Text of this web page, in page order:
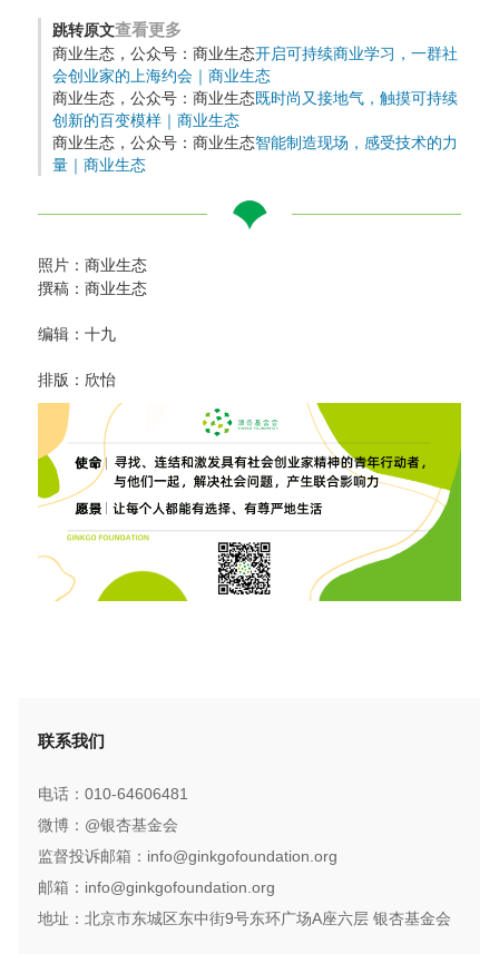
跳转原文查看更多
商业生态，公众号：商业生态开启可持续商业学习，一群社
会创业家的上海约会｜商业生态
商业生态，公众号：商业生态既时尚又接地气，触摸可持续
创新的百变模样｜商业生态
商业生态，公众号：商业生态智能制造现场，感受技术的力
量｜商业生态
照片：商业生态
撰稿：商业生态
编辑：十九
排版：欣怡
联系我们
电话：010-64606481
微博：@银杏基金会
监督投诉邮箱：info@ginkgofoundation.org
邮箱：info@ginkgofoundation.org
地址：北京市东城区东中街9号东环广场A座六层 银杏基金会